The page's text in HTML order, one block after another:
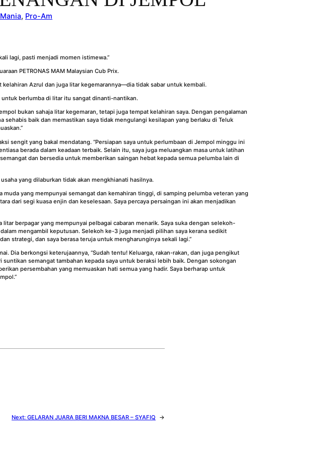
, Pro-Am
lagi, pasti menjadi momen istimewa.”
PETRONAS MAM Malaysian Cub Prix.
Azrul dan juga litar kegemarannya—dia tidak sabar untuk kembali.
berlumba di litar itu sangat dinanti-nantikan.
bukan sahaja litar kegemaran, tetapi juga tempat kelahiran saya. Dengan pengalaman
baik dan memastikan saya tidak mengulangi kesilapan yang berlaku di Teluk
sengit yang bakal mendatang. “Persiapan saya untuk perlumbaan di Jempol minggu ini
berada dalam keadaan terbaik. Selain itu, saya juga meluangkan masa untuk latihan
dan bersedia untuk memberikan saingan hebat kepada semua pelumba lain di
yang dilaburkan tidak akan mengkhianati hasilnya.
yang mempunyai semangat dan kemahiran tinggi, di samping pelumba veteran yang
dari segi kuasa enjin dan keselesaan. Saya percaya persaingan ini akan menjadikan
berpagar yang mempunyai pelbagai cabaran menarik. Saya suka dengan selekoh-
mengambil keputusan. Selekoh ke-3 juga menjadi pilihan saya kerana sedikit
strategi, dan saya berasa teruja untuk mengharunginya sekali lagi.”
Dia berkongsi keterujaannya, “Sudah tentu! Keluarga, rakan-rakan, dan juga pengikut
semangat tambahan kepada saya untuk beraksi lebih baik. Dengan sokongan
persembahan yang memuaskan hati semua yang hadir. Saya berharap untuk
Next: GELARAN JUARA BERI MAKNA BESAR – SYAFIQ →